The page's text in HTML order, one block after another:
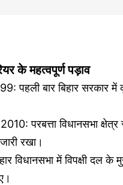
के महत्वपूर्ण पड़ाव
पहली बार बिहार सरकार में
परबत्ता विधानसभा क्षेत्र
रखा।
विधानसभा में विपक्षी